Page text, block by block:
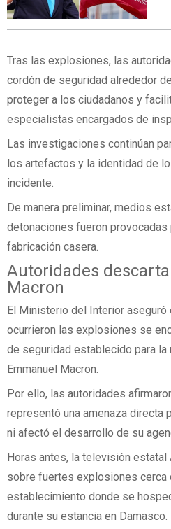
Tras las explosiones, las
cordón de seguridad alrededor
proteger a los ciudadanos y
especialistas encargados de
Las investigaciones continúan
los artefactos y la identidad de
incidente.
De manera preliminar, medios
detonaciones fueron
fabricación casera.
Autoridades
Macron
El Ministerio del Interior aseguró
ocurrieron las explosiones se
de seguridad establecido para
Emmanuel Macron.
Por ello, las autoridades
representó una amenaza directa
ni afectó el desarrollo de su
Horas antes, la televisión estatal
sobre fuertes explosiones cerca
establecimiento donde se
durante su estancia en Damasco.